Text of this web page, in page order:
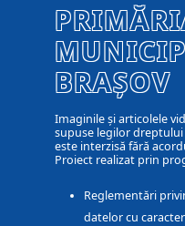
BRAȘOV
Imaginile și articolele
supuse legilor
este interzisă fără
Proiect realizat prin
Reglementări
datelor cu